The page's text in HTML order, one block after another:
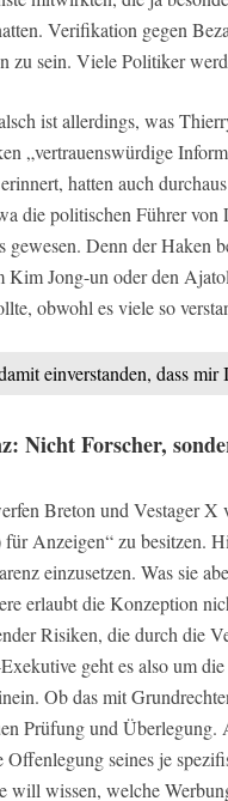
Verifikation gegen
zu sein. Viele Politiker
ist allerdings, was
„vertrauenswürdige
hatten auch
die politischen Führer
gewesen. Denn der Haken
Jong-un oder den
obwohl es viele so
einverstanden, dass
Nicht Forscher,
Breton und Vestager X
Anzeigen“ zu besitzen.
einzusetzen. Was sie
erlaubt die Konzeption
Risiken, die durch die
geht es also um
Ob das mit
Prüfung und
Offenlegung seines je
will wissen, welche